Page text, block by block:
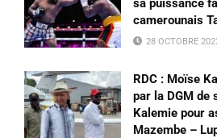
sa puissance
camerounais
28 OCTOBRE
RDC : Moïse
par la DGM de
Kalemie pour
Mazembe –